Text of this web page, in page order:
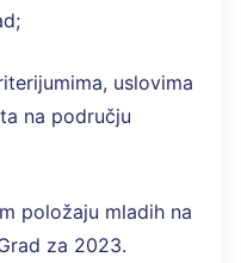
uslovima
na području
položaju mladih na
za 2023.